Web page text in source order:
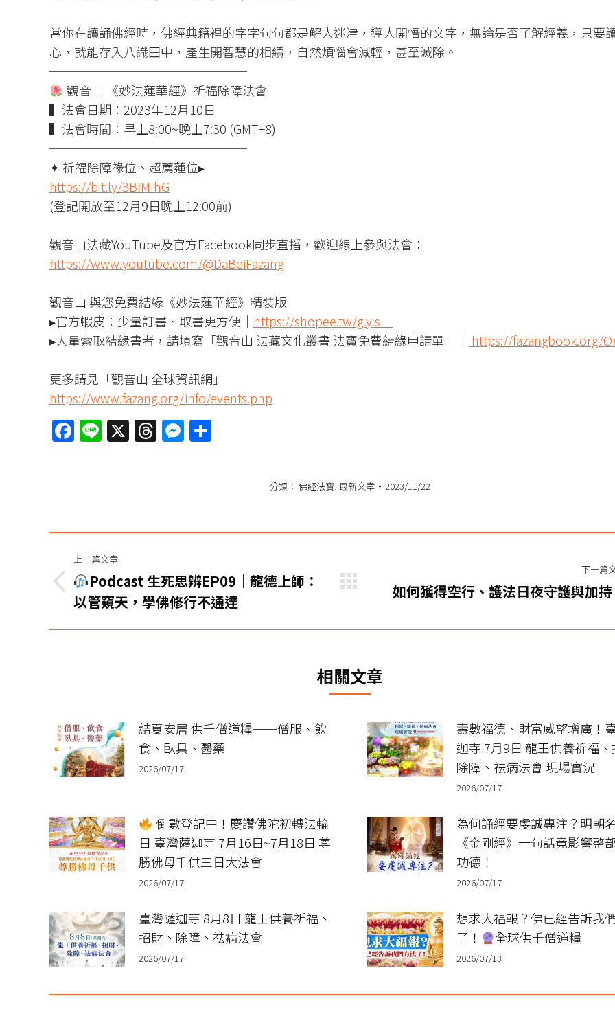
當你在讀誦佛經時，佛經典籍裡的字字句句都是解人迷津，導人開悟的文字，無論是否了解經義，只要
心，就能存入八識田中，產生開智慧的相續，自然煩惱會減輕，甚至滅除。
────────────────
觀音山 《妙法蓮華經》祈福除障法會
▍法會日期：2023年12月10日
▍法會時間：早上8:00~晚上7:30 (GMT+8)
────────────────
✦ 祈福除障祿位、超薦蓮位▸
https://bit.ly/3BIMIhG
(登記開放至12月9日晚上12:00前)
觀音山法藏YouTube及官方Facebook同步直播，歡迎線上參與法會：
https://www.youtube.com/@DaBeiFazang
觀音山 與您免費結緣《妙法蓮華經》精裝版
▸官方蝦皮：少量訂書、取書更方便｜ https://shopee.tw/g.y.s
▸大量索取結緣書者，請填寫「觀音山 法藏文化叢書 法寶免費結緣申請單」｜ https://fazangbook.org/
更多請見「觀音山 全球資訊網」
https://www.fazang.org/info/events.php
Facebook
Line
X Threads
Messenger
分類： 佛經法寶, 最新文章 2023/11/22
章
航
上一篇文章
上
一
篇
Podcast 生死思辨EP09｜龍德上師：
以管窺天，學佛修行不通達
下一篇
篇
章：
如何獲得空行、護法日夜守護與加
相關文章
結夏安居 供千僧道糧──僧服、飲
食、臥具、醫藥
2026/07/17
壽數福德、財富威望增廣！
迦寺 7月9日 龍王供養祈福
除障、祛病法會 現場實況
2026/07/17
倒數登記中！慶讚佛陀初轉法輪
日 臺灣薩迦寺 7月16日~7月18日 尊
勝佛母千供三日大法會
2026/07/17
為何誦經要虔誠專注？明朝
《金剛經》一句話竟影響整
功德！
2026/07/17
臺灣薩迦寺 8月8日 龍王供養祈福、
招財、除障、祛病法會
2026/07/17
想求大福報？佛已經告訴我
了！
全球供千僧道糧
2026/07/13